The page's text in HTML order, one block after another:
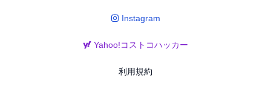
Instagram
Yahoo!コストコハッカー
利用規約